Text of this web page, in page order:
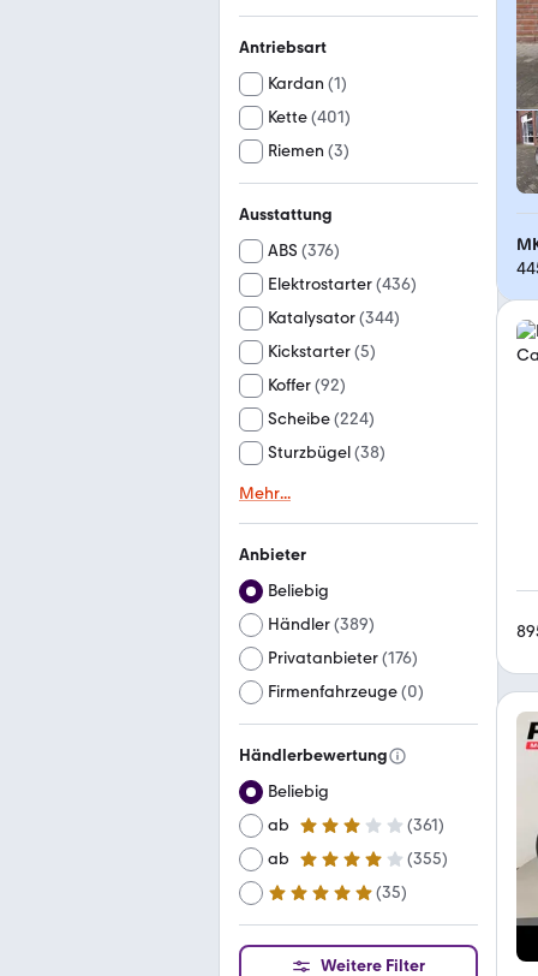
Antriebsart
Kardan (1)
Kette(401)
Riemen (3)
Ausstattung
ABS (376)
Elektrostarter(436)
Katalysator(344)
Kickstarter(5)
Koffer(92)
Scheibe(224)
Sturzbügel(38)
Mehr...
Anbieter
Beliebig
Händler(389)
Privatanbieter(176)
Firmenfahrzeuge(0)
Händlerbewertung
Beliebig
ab
3 Sterne (361)
ab
4 Sterne (355)
ab
5 Sterne (35)
Weitere Filter